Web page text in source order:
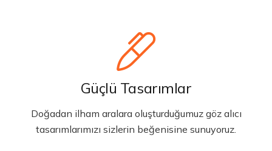
Güçlü Tasarımlar
Doğadan ilham aralara oluşturduğumuz göz alıcı
tasarımlarımızı sizlerin beğenisine sunuyoruz.